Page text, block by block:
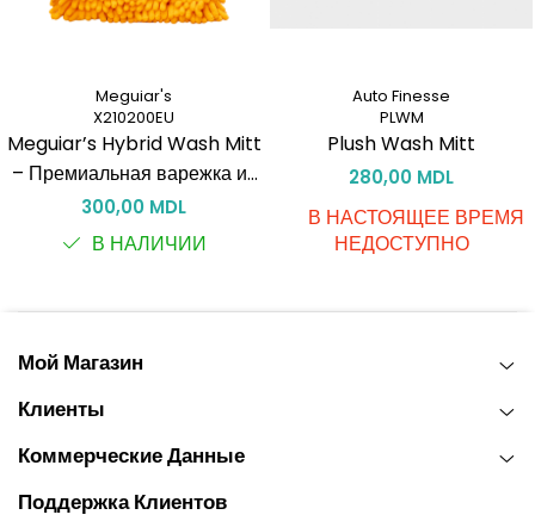
Meguiar's
X210200EU
Meguiar’s Hybrid Wash Mitt
– Премиальная варежка из
микрофибры для мойки
автомобиля
300,00 MDL
В НАЛИЧИИ
Auto Finesse
PLWM
Plush Wash Mitt
280,00 MDL
В НАСТОЯЩЕЕ ВРЕМЯ
НЕДОСТУПНО
Мой Магазин
Клиенты
Коммерческие Данные
Поддержка Клиентов